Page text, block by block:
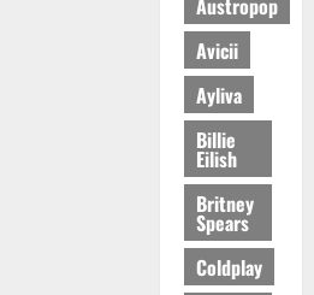
Avicii
Ayliva
Billie
Eilish
Britney
Spears
Coldplay